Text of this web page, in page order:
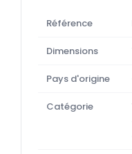
Référence
Dimensions
Pays d'origine
Catégorie